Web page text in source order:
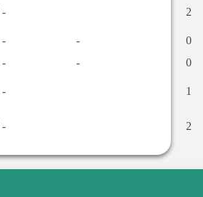
- 2
- - 0
- - 0
- 1
- 2